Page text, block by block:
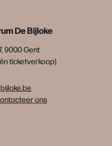
De Bijloke
9000 Gent
ticketverkoop)
ons